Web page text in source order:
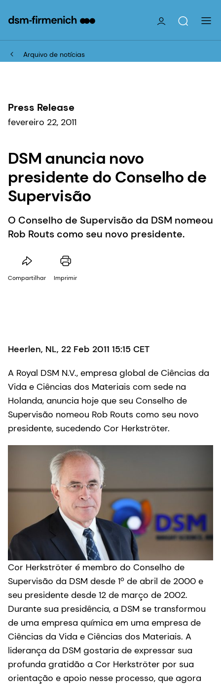
Arquivo de notícias
Press Release
fevereiro 22, 2011
DSM anuncia novo
presidente do Conselho de
Supervisão
O Conselho de Supervisão da DSM nomeou
Rob Routs como seu novo presidente.
Compartilhar Imprimir
Heerlen, NL, 22 Feb 2011 15:15 CET
A Royal DSM N.V., empresa global de Ciências da
Vida e Ciências dos Materiais com sede na
Holanda, anuncia hoje que seu Conselho de
Supervisão nomeou Rob Routs como seu novo
presidente, sucedendo Cor Herkströter.
Cor Herkströter é membro do Conselho de
Supervisão da DSM desde 1º de abril de 2000 e
seu presidente desde 12 de março de 2002.
Durante sua presidência, a DSM se transformou
de uma empresa química em uma empresa de
Ciências da Vida e Ciências dos Materiais. A
liderança da DSM gostaria de expressar sua
profunda gratidão a Cor Herkströter por sua
orientação e apoio nesse processo, que agora